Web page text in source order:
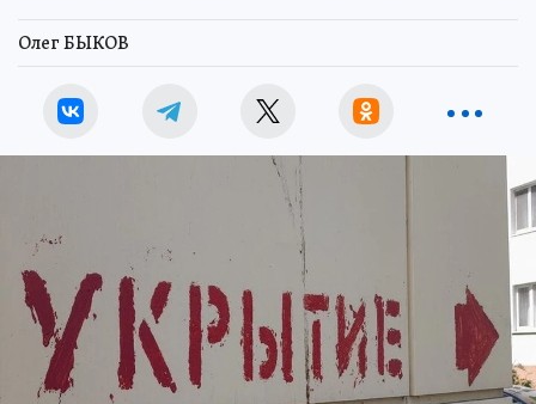
Олег БЫКОВ